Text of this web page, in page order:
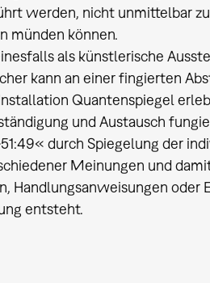
werden, nicht unmittelbar
münden können.
als künstlerische
kann an einer fingierten
Quantenspiegel
und Austausch
durch Spiegelung der
Meinungen und
Handlungsanweisungen oder
entsteht.